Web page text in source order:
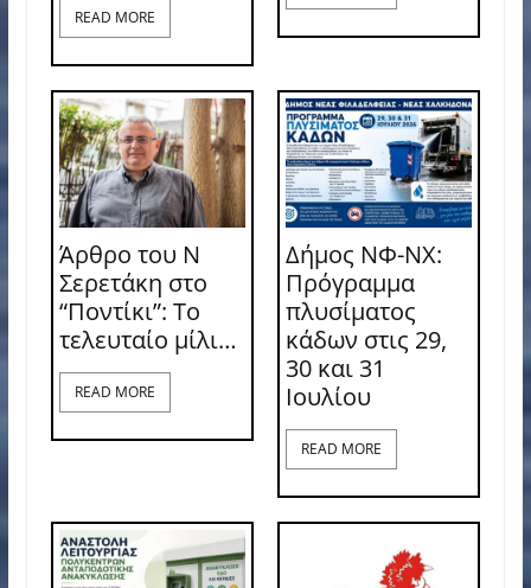
READ MORE
Άρθρο του Ν
Σερετάκη στο
“Ποντίκι”: Το
τελευταίο μίλι…
READ MORE
Δήμος ΝΦ-ΝΧ:
Πρόγραμμα
πλυσίματος
κάδων στις 29,
30 και 31
Ιουλίου
READ MORE